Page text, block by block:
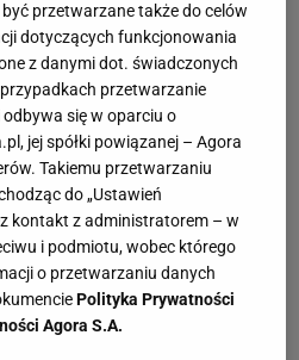
przetwarzane także do celów
dotyczących funkcjonowania
z danymi dot. świadczonych
przetwarzanie
się w oparciu o
jej spółki powiązanej – Agora
Takiemu przetwarzaniu
do „Ustawień
kontakt z administratorem – w
i podmiotu, wobec którego
o przetwarzaniu danych
Polityka Prywatności
Agora S.A.